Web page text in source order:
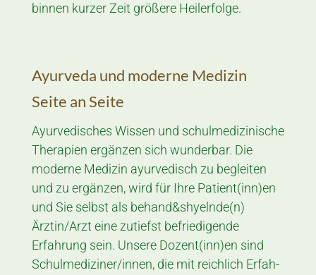
binnen kurzer Zeit größere Heilerfolge.
Ayurveda und moderne Medizin
Seite an Seite
Ayurvedisches Wissen und schul­medi­zi­ni­sche
Thera­pien ergänzen sich wunderbar. Die
moderne Medizin ayurvedisch zu be­gleiten
und zu er­gänzen, wird für Ihre Patient­(inn)en
und Sie selbst als be­hand&shyeln­de(n)
Ärztin/Arzt eine zutiefst be­friedi­gende
Erfahrung sein. Unsere Dozent(inn)en sind
Schul­mediziner/innen, die mit reichlich Er­fah­